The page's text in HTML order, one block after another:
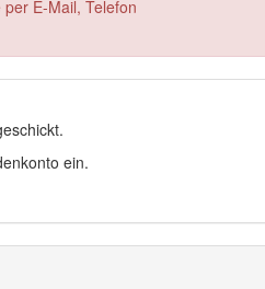
E-Mail, Telefon
ein.